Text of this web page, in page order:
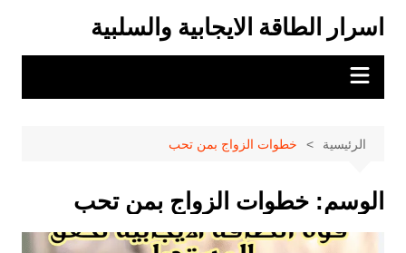
المحتوى
اسرار الطاقة الايجابية والسلبية
الرئيسية خطوات الزواج بمن تحب
الوسم: خطوات الزواج بمن تحب